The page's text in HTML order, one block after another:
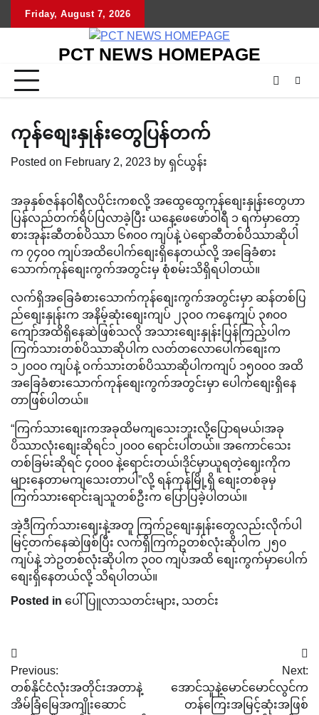
Friday, August 7, 2026
PCT NEWS HOMEPAGE
ကုန်စျေးနှုန်းတွေပြန်တက်
Posted on February 2, 2023 by ရှင်ယွန်း
အခုနှစ်ဇန်နဝါရီလပိုင်းကစလို့ အထွေထွေကုန်စျေးနှုန်းတွေဟာ
ပြန်လည်တက်ရိပ်ပြလာခဲ့ပြီး ယနေ့ဖေဖော်ဝါရီ ၁ ရက်မှာတော့
စားအုန်းဆီတစ်ပိဿာ ၆၈၀၀ ကျပ်နဲ့ ပဲရောဆီတစ်ပိဿာဆိုပါ
က ၇၄၀၀ ကျပ်အထိပေါက်စျေးရှိနေတယ်လို့ အခြေခံစား
သောက်ကုန်စျေးကွက်အတွင်းမှ စုံစမ်းသိရှိရပါတယ်။
လက်ရှိအခြေခံစားသောက်ကုန်စျေးကွက်အတွင်းမှာ ဆန်တစ်ပြ
ည်စျေးနှုန်းက အနိမ့်ဆုံးစျေးကျပ် ၂၃၀၀ ကနေကျပ် ၃၈၀၀
ကျော်အထိရှိနေဆဲဖြစ်သလို အသားစျေးနှုန်းပြန်ကြည့်ပါက
ကြက်သားတစ်ပိဿာဆိုပါက လတ်တလောပေါက်စျေးက
၁၂၀၀၀ ကျပ်နဲ့ ဝက်သားတစ်ပိဿာဆိုပါကကျပ် ၁၅၀၀၀ အထိ
အခြေခံစားသောက်ကုန်စျေးကွက်အတွင်းမှာ ပေါက်စျေးရှိနေ
တာဖြစ်ပါတယ်။
“ကြက်သားစျေးကအခုထိမကျသေးဘူးလို့ပြောရမယ်၊အခု
ပိဿာလုံးစျေးဆိုရင်၁၂၀၀၀ ရောင်းပါတယ်။ အကောင်သေး
တစ်ခြမ်းဆိုရင် ၄၀၀၀ နဲ့ရောင်းတယ်၊ဒိုင်မှာယူရတဲ့စျေးကိုက
များနေတာမကျသေးတာပါ”လို့ ရန်ကုန်မြို့ရှိ စျေးတစ်ခုမှ
ကြက်သားရောင်းချသူတစ်ဦးက ပြောပြခဲ့ပါတယ်။
အဲ့ဒီကြက်သားစျေးနဲ့အတူ ကြက်ဥစျေးနှုန်းတွေလည်းလိုက်ပါ
မြင့်တက်နေဆဲဖြစ်ပြီး လက်ရှိကြက်ဥတစ်လုံးဆိုပါက ၂၅၀
ကျပ်နဲ့ ဘဲဥတစ်လုံးဆိုပါက ၃၀၀ ကျပ်အထိ စျေးကွက်မှာပေါက်
စျေးရှိနေတယ်လို့ သိရပါတယ်။
Posted in ပေါ်ပြူလာသတင်းများ, သတင်း
Post
navigation
Previous:
တစ်နိုင်ငံလုံးအတိုင်းအတာနဲ့
အိမ်ခြံမြေအကျိုးဆောင်
Next:
အောင်သူနဲ့မောင်မောင်လွင်က
တန်ကြေးအမြင့်ဆုံးအဖြစ်